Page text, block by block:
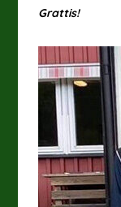
Grattis!